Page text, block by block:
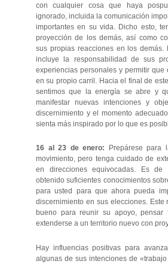
con cualquier cosa que haya
ignorado, incluida la comunicación
importantes en su vida. Dicho esto,
proyección de los demás, así como
sus propias reacciones en los demás.
incluye la responsabilidad de sus
experiencias personales y permitir que
en su propio carril. Hacia el final de
sentimos que la energía se abre y
manifestar nuevas intenciones y
discernimiento y el momento
sienta más inspirado por lo que es
16 al 23 de enero: Prepárese para
movimiento, pero tenga cuidado de
en direcciones equivocadas. Es de
obtenido suficientes conocimientos
para usted para que ahora pueda
discernimiento en sus elecciones. Este
bueno para reunir su apoyo,
extenderse a un territorio nuevo con
Hay influencias positivas para
algunas de sus intenciones de